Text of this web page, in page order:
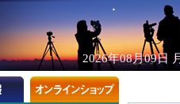
2026年08月09日